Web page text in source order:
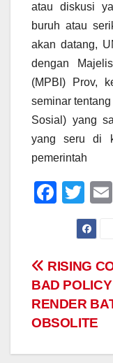
atau diskusi
buruh atau
akan datang,
dengan
(MPBI) Prov,
seminar
Sosial) yang
yang seru di
pemerintah
F
e
b
o
o
k
T
wi
tt
er
Post
RISING
BAD POLICY
RENDER
OBSOLITE